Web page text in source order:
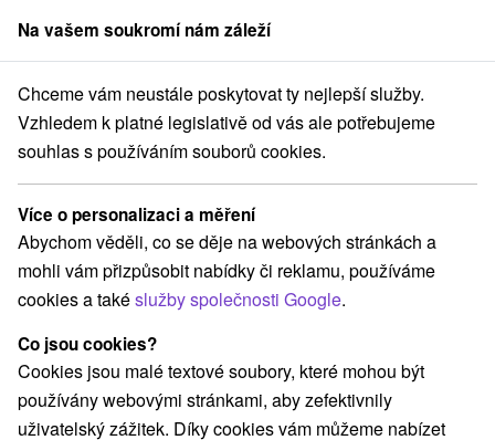
člen skupinySorger
kraj Hontianske Tesáre Tesárske Dupence Hontianske Tesáre
Tesárske Dupence Hontianske
Tesáre
Navigovat do místa
Google recenze
962 68 Hontianske Tesáre
N +48° 12' 39.18''
E +18° 56' 46.23''
Na vašem soukromí nám záleží
Chceme vám neustále poskytovat ty nejlepší služby.
Vzhledem k platné legislativě od vás ale potřebujeme
souhlas s používáním souborů cookies.
Více o personalizaci a měření
Abychom věděli, co se děje na webových stránkách a
mohli vám přizpůsobit nabídky či reklamu, používáme
cookies a takéslužby společnosti Google.
Co jsou cookies?
Cookies jsou malé textové soubory, které mohou být
používány webovými stránkami, aby zefektivnily
uživatelský zážitek. Díky cookies vám můžeme nabízet